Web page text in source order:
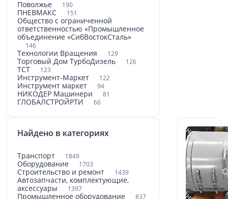
Поволжье 190
ПНЕВМАКС 151
Общество с ограниченной
ответственностью «Промышленное
объединение «СибВостокСталь»
146
Технологии Вращения 129
Торговый Дом ТурбоДизель 126
ТСТ 123
Инструмент-Маркет 122
Инструмент маркет 94
НИКОДЕР Машинери 81
ГЛОБАЛСТРОЙРТИ 66
Найдено в категориях
Транспорт 1849
Оборудование 1703
Строительство и ремонт 1439
Автозапчасти, комплектующие,
аксессуары
1397
Промышленное оборудование 837